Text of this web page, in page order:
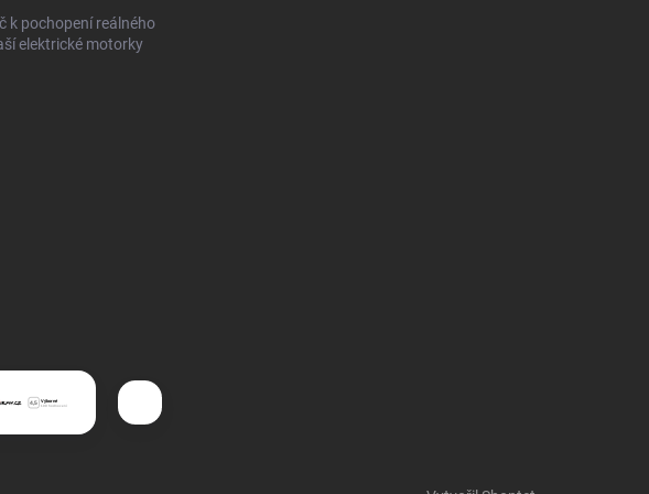
k pochopení reálného
elektrické motorky